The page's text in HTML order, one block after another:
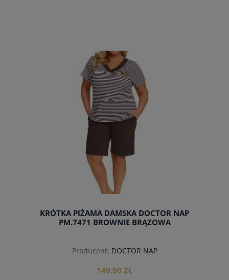
do koszyka
KRÓTKA PIŻAMA DAMSKA DOCTOR NAP
PM.7471 BROWNIE BRĄZOWA
Producent: DOCTOR NAP
149,90 ZŁ